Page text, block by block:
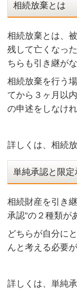
相続放棄とは
相続放棄とは、
残して亡くなっ
ちらも引き継が
相続放棄を行う
てから３ヶ月以
の申述をしなけ
詳しくは、相続
単純承認と限定
相続財産を引き
承認”の２種類が
どちらが自分に
んと考える必要
詳しくは、単純